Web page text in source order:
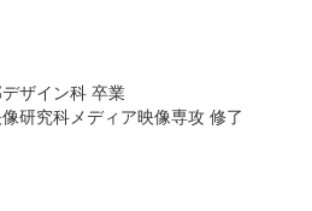
ザイン科 卒業
研究科メディア映像専攻 修了